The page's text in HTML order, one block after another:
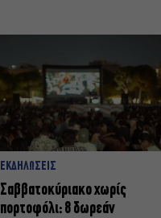
ΕΚΔΗΛΩΣΕΙΣ
Σαββατοκύριακο χωρίς
πορτοφόλι: 8 δωρεάν